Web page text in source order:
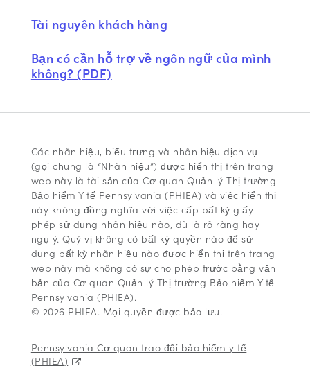
Tài nguyên khách hàng
Bạn có cần hỗ trợ về ngôn ngữ của mình
không? (PDF)
Các nhãn hiệu, biểu trưng và nhãn hiệu dịch vụ
(gọi chung là “Nhãn hiệu”) được hiển thị trên trang
web này là tài sản của Cơ quan Quản lý Thị trường
Bảo hiểm Y tế Pennsylvania (PHIEA) và việc hiển thị
này không đồng nghĩa với việc cấp bất kỳ giấy
phép sử dụng nhãn hiệu nào, dù là rõ ràng hay
ngụ ý. Quý vị không có bất kỳ quyền nào để sử
dụng bất kỳ nhãn hiệu nào được hiển thị trên trang
web này mà không có sự cho phép trước bằng văn
bản của Cơ quan Quản lý Thị trường Bảo hiểm Y tế
Pennsylvania (PHIEA).
© 2026 PHIEA. Mọi quyền được bảo lưu.
Pennsylvania Cơ quan trao đổi bảo hiểm y tế
(PHIEA)